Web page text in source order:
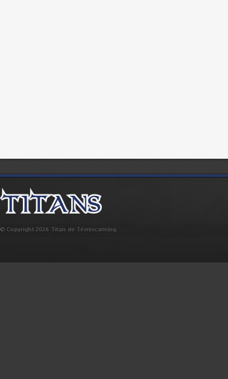
© Copyright 2026 Titan de Témiscaming.